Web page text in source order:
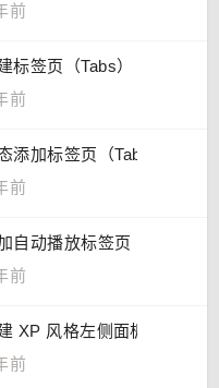
前
签页（Tabs）
前
加标签页（Tabs）
前
动播放标签页（Tabs）
前
XP 风格左侧面板
前